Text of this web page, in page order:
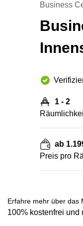
Business
1 - 2
ab
Preis pro
Erfahre mehr über das
100% kostenfrei und